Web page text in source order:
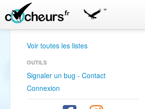
Voir toutes les listes
OUTILS
Signaler un bug - Contact
Connexion